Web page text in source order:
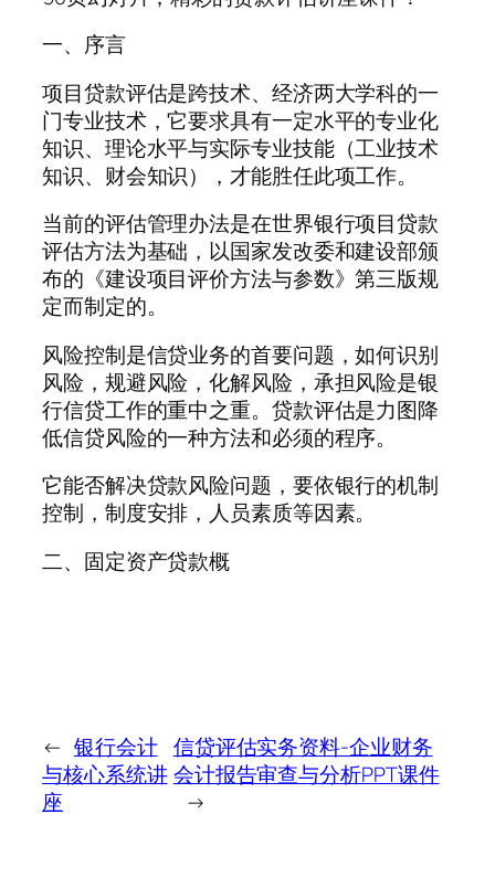
一、序言
项目贷款评估是跨技术、经济两大学科的一
门专业技术，它要求具有一定水平的专业化
知识、理论水平与实际专业技能（工业技术
知识、财会知识），才能胜任此项工作。
当前的评估管理办法是在世界银行项目贷款
评估方法为基础，以国家发改委和建设部颁
布的《建设项目评价方法与参数》第三版规
定而制定的。
风险控制是信贷业务的首要问题，如何识别
风险，规避风险，化解风险，承担风险是银
行信贷工作的重中之重。贷款评估是力图降
低信贷风险的一种方法和必须的程序。
它能否解决贷款风险问题，要依银行的机制
控制，制度安排，人员素质等因素。
二、固定资产贷款概
← 银行会计
与核心系统讲
座
信贷评估实务资料-企业财务
会计报告审查与分析PPT课件
→